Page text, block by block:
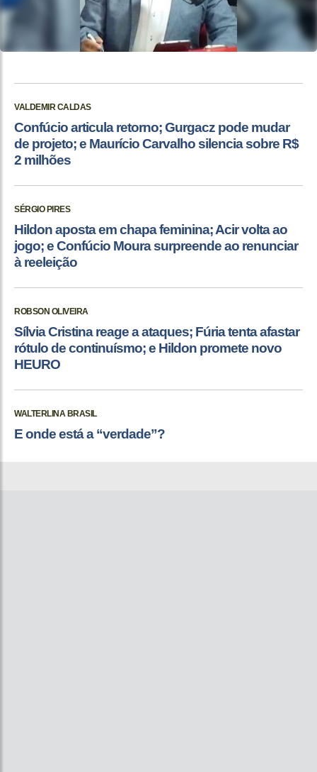
VALDEMIR CALDAS
Confúcio articula retorno; Gurgacz pode mudar
de projeto; e Maurício Carvalho silencia sobre R$
2 milhões
SÉRGIO PIRES
Hildon aposta em chapa feminina; Acir volta ao
jogo; e Confúcio Moura surpreende ao renunciar
à reeleição
ROBSON OLIVEIRA
Sílvia Cristina reage a ataques; Fúria tenta afastar
rótulo de continuísmo; e Hildon promete novo
HEURO
WALTERLINA BRASIL
E onde está a “verdade”?